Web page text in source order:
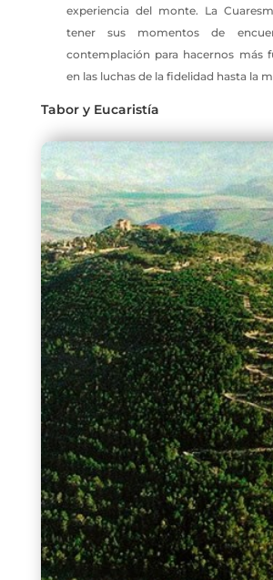
experiencia del monte. La
tener sus momentos de
contemplación para hacernos más
en las luchas de la fidelidad hasta la
Tabor y Eucaristía